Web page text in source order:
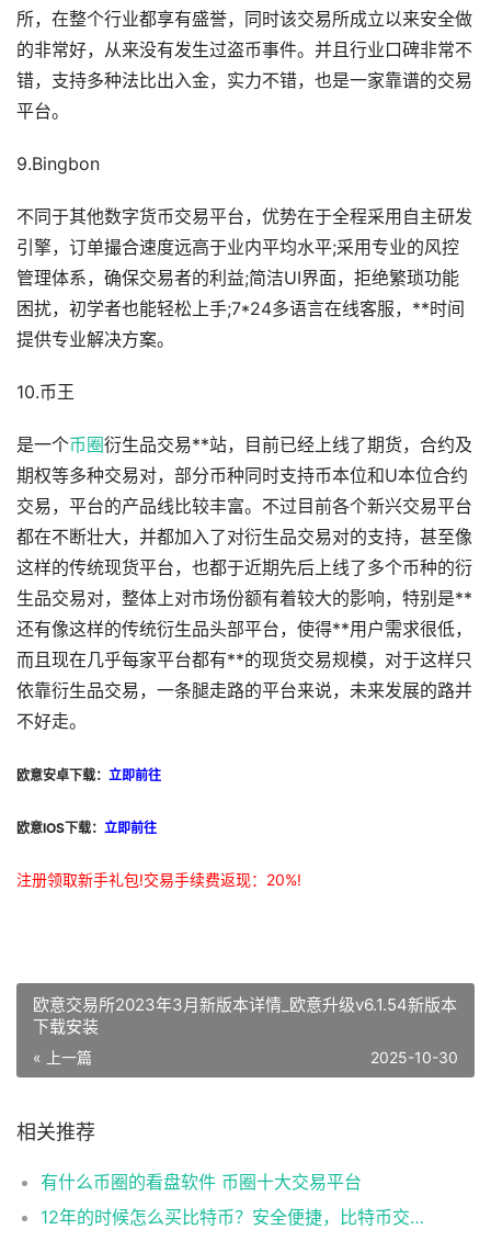
所，在整个行业都享有盛誉，同时该交易所成立以来安全做
的非常好，从来没有发生过盗币事件。并且行业口碑非常不
错，支持多种法比出入金，实力不错，也是一家靠谱的交易
平台。
9.Bingbon
不同于其他数字货币交易平台，优势在于全程采用自主研发
引擎，订单撮合速度远高于业内平均水平;采用专业的风控
管理体系，确保交易者的利益;简洁UI界面，拒绝繁琐功能
困扰，初学者也能轻松上手;7*24多语言在线客服，**时间
提供专业解决方案。
10.币王
是一个币圈衍生品交易**站，目前已经上线了期货，合约及
期权等多种交易对，部分币种同时支持币本位和U本位合约
交易，平台的产品线比较丰富。不过目前各个新兴交易平台
都在不断壮大，并都加入了对衍生品交易对的支持，甚至像
这样的传统现货平台，也都于近期先后上线了多个币种的衍
生品交易对，整体上对市场份额有着较大的影响，特别是**
还有像这样的传统衍生品头部平台，使得**用户需求很低，
而且现在几乎每家平台都有**的现货交易规模，对于这样只
依靠衍生品交易，一条腿走路的平台来说，未来发展的路并
不好走。
欧意安卓下载： 立即前往
欧意IOS下载： 立即前往
注册领取新手礼包!交易手续费返现：20%!
欧意交易所2023年3月新版本详情_欧意升级v6.1.54新版本
下载安装
« 上一篇 2025-10-30
相关推荐
有什么币圈的看盘软件 币圈十大交易平台
12年的时候怎么买比特币？安全便捷，比特币交易首选